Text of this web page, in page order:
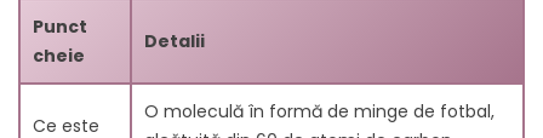
5. Cum afectează C60 nivelurile de colesterol
5.1. Susținerea nivelurilor sănătoase de HDL
6. Legătura dintre C60 și sănătatea cardiovasculară
6.1. Impactul asupra riscului de boli cardiace
Punct
cheie
Detalii
Ce este
O moleculă în formă de minge de fotbal,